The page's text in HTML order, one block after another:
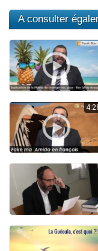
A consulter